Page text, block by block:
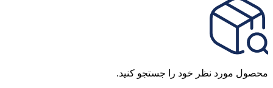
محصول مورد نظر خود را جستجو کنید.